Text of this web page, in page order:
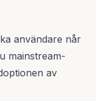
användare når
mainstream-
av